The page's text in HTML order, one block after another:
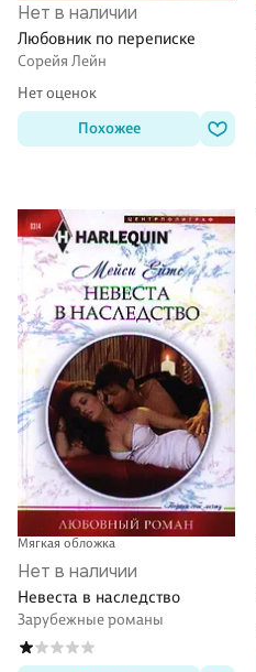
Нет в наличии
Любовник по переписке
Сорейя Лейн
Нет оценок
Похожее
Мягкая обложка
Нет в наличии
Невеста в наследство
Зарубежные романы